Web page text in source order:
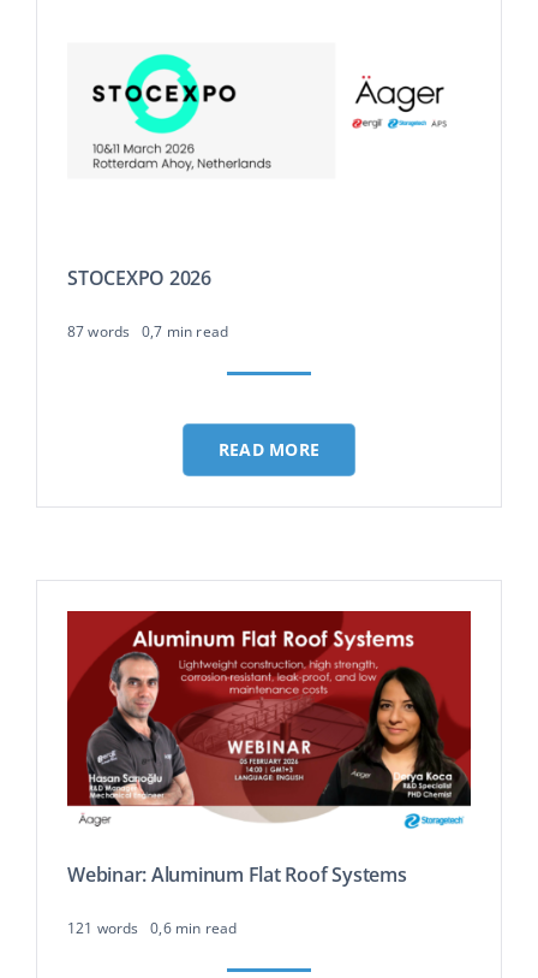
STOCEXPO 2026
87 words 0,7 min read
READ MORE
Webinar: Aluminum Flat Roof Systems
121 words 0,6 min read